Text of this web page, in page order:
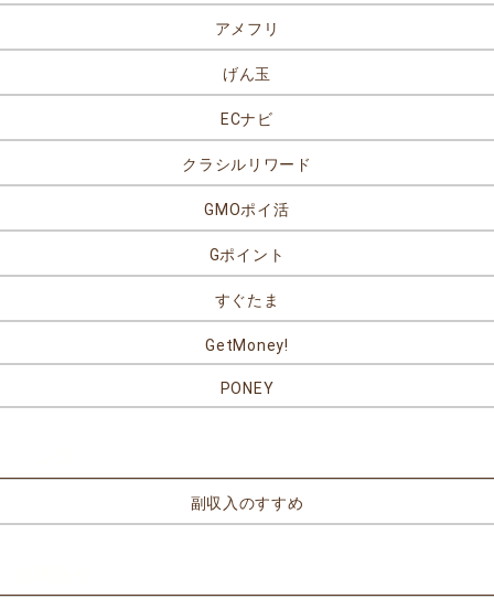
アメフリ
げん玉
ECナビ
クラシルリワード
GMOポイ活
Gポイント
すぐたま
GetMoney!
PONEY
副収入のすすめ